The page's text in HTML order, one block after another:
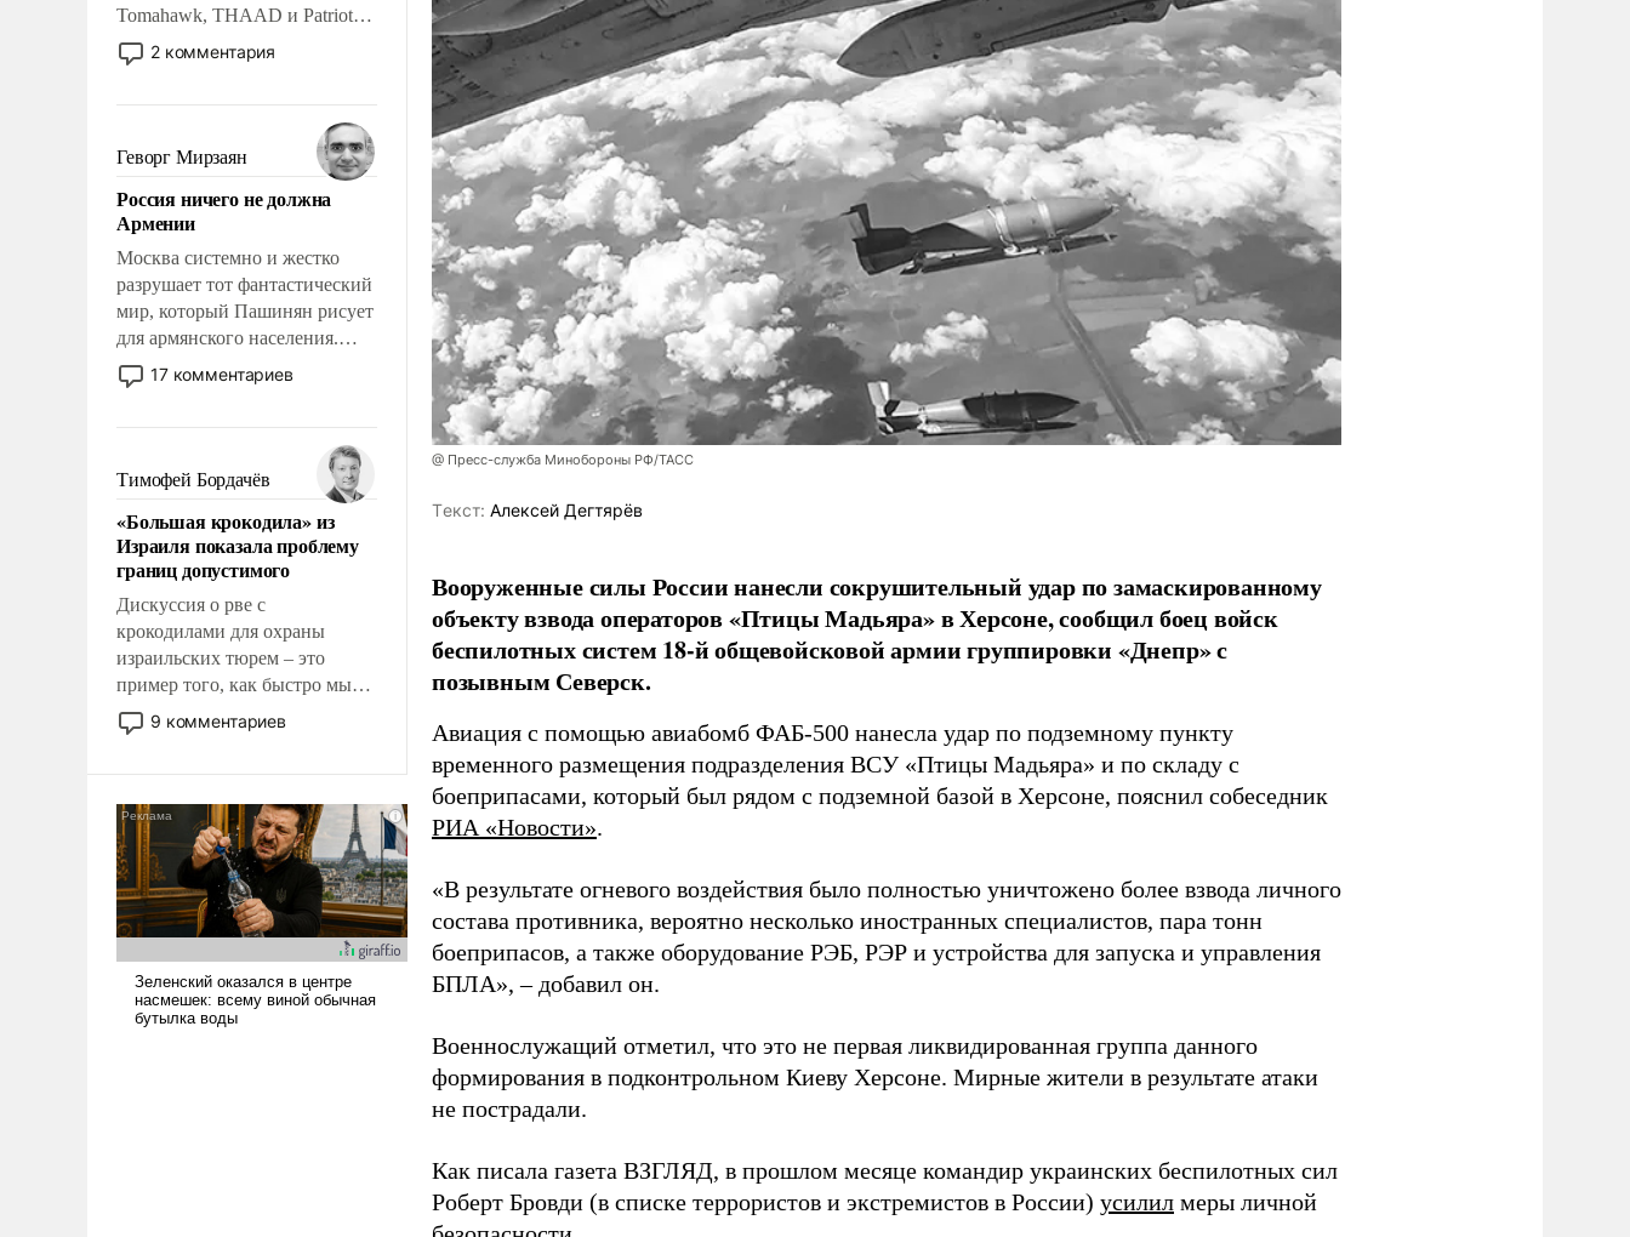
Tomahawk, THAAD и Patriot
США потребуется более трех
лет. Даже небольшая война с
Сложившаяся ситуация
означает многолетний период
уязвимости США, например,
перед Китаем.
2 комментария
Геворг Мирзаян
Россия ничего не должна
Армении
Москва системно и жестко
разрушает тот фантастический
мир, который Пашинян рисует
для армянского населения.
Мир, где политические
прожекты будут безусловно
налогоплательщиков и где
Еревану за свои поступки не
нужно отвечать.
17 комментариев
Тимофей Бордачёв
«Большая крокодила» из
Израиля показала проблему
границ допустимого
Дискуссия о рве с
крокодилами для охраны
израильских тюрем – это
пример того, как быстро мы
двигаемся по пути
революционных изменений.
псевдонаучной фантастики,
стало всерьез обсуждаемой
идеей.
9 комментариев
@ Пресс-служба Минобороны РФ/ТАСС
Tекст: Алексей Дегтярёв
Вооруженные силы России нанесли сокрушительный удар по замаскированному
объекту взвода операторов «Птицы Мадьяра» в Херсоне, сообщил боец войск
беспилотных систем 18-й общевойсковой армии группировки «Днепр» с
позывным Северск.
Авиация с помощью авиабомб ФАБ-500 нанесла удар по подземному пункту
временного размещения подразделения ВСУ «Птицы Мадьяра» и по складу с
боеприпасами, который был рядом с подземной базой в Херсоне, пояснил собеседник
РИА «Новости».
«В результате огневого воздействия было полностью уничтожено более взвода личного
состава противника, вероятно несколько иностранных специалистов, пара тонн
боеприпасов, а также оборудование РЭБ, РЭР и устройства для запуска и управления
БПЛА», – добавил он.
Военнослужащий отметил, что это не первая ликвидированная группа данного
формирования в подконтрольном Киеву Херсоне. Мирные жители в результате атаки
не пострадали.
Как писала газета ВЗГЛЯД, в прошлом месяце командир украинских беспилотных сил
Роберт Бровди (в списке террористов и экстремистов в России) усилил меры личной